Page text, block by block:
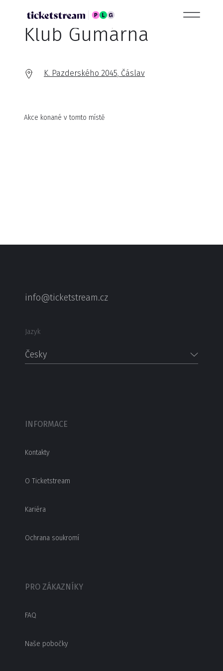
Klub Gumárna
K. Pazderského 2045, Čáslav
Akce konané v tomto místě
info@ticketstream.cz
Jazyk
Česky
INFORMACE
Kontakty
O Ticketstream
Kariéra
Ochrana soukromí
PRO ZÁKAZNÍKY
FAQ
Naše pobočky